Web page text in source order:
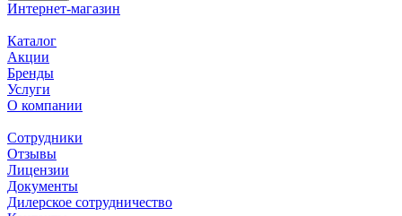
Интернет-магазин
Каталог
Акции
Бренды
Услуги
О компании
Сотрудники
Отзывы
Лицензии
Документы
Дилерское сотрудничество